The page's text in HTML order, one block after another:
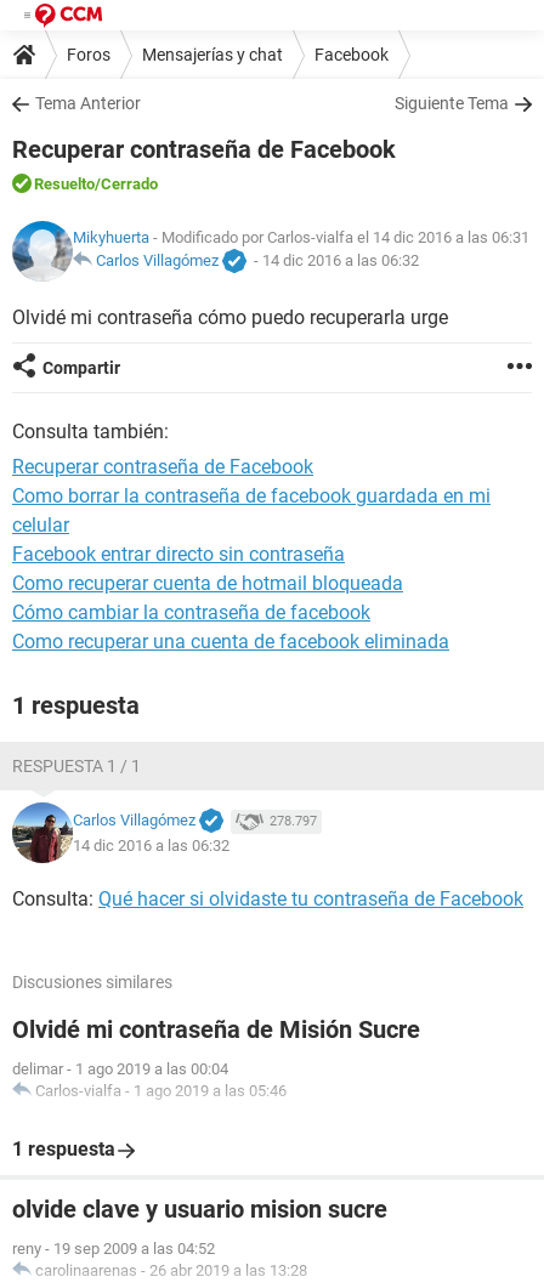
Foros Mensajerías y chat Facebook
Tema Anterior Siguiente Tema
Recuperar contraseña de Facebook
Resuelto/Cerrado
Mikyhuerta - Modificado por Carlos-vialfa el 14 dic 2016 a las 06:31
Carlos Villagómez
- 14 dic 2016 a las 06:32
Olvidé mi contraseña cómo puedo recuperarla urge
Compartir
Consulta también:
Recuperar contraseña de Facebook
Como borrar la contraseña de facebook guardada en mi
celular
Facebook entrar directo sin contraseña
Como recuperar cuenta de hotmail bloqueada
Cómo cambiar la contraseña de facebook
Como recuperar una cuenta de facebook eliminada
1 respuesta
RESPUESTA 1 / 1
Carlos Villagómez 278.797
14 dic 2016 a las 06:32
Consulta: Qué hacer si olvidaste tu contraseña de Facebook
Discusiones similares
Olvidé mi contraseña de Misión Sucre
delimar - 1 ago 2019 a las 00:04
Carlos-vialfa - 1 ago 2019 a las 05:46
1 respuesta
olvide clave y usuario mision sucre
reny - 19 sep 2009 a las 04:52
carolinaarenas - 26 abr 2019 a las 13:28